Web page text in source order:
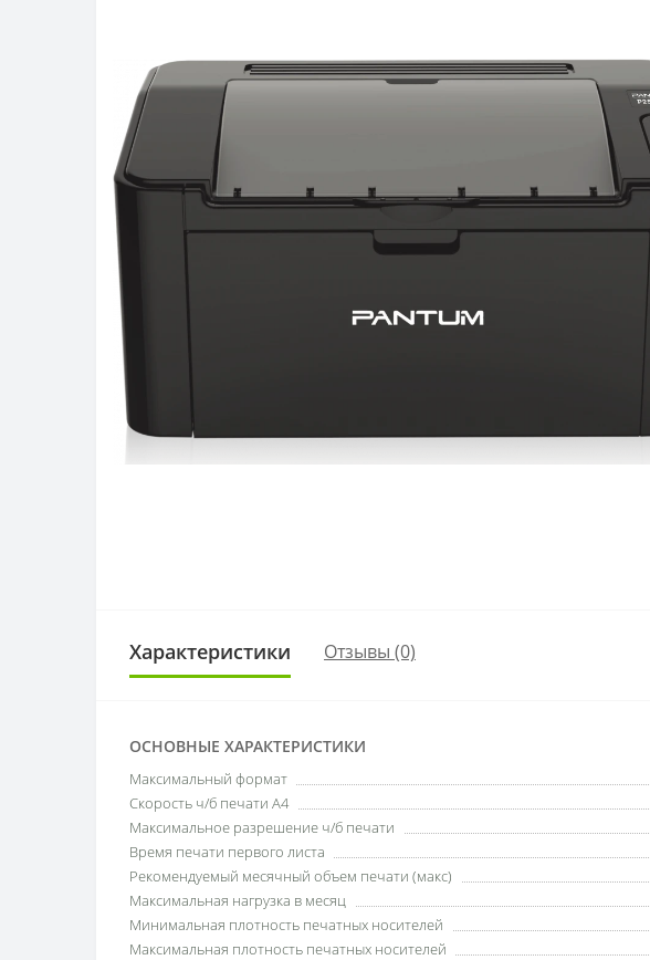
Характеристики Отзывы (0)
ОСНОВНЫЕ ХАРАКТЕРИСТИКИ
Максимальный формат
Скорость ч/б печати A4
Максимальное разрешение ч/б печати
Время печати первого листа
Рекомендуемый месячный объем печати (макс)
Максимальная нагрузка в месяц
Минимальная плотность печатных носителей
Максимальная плотность печатных носителей